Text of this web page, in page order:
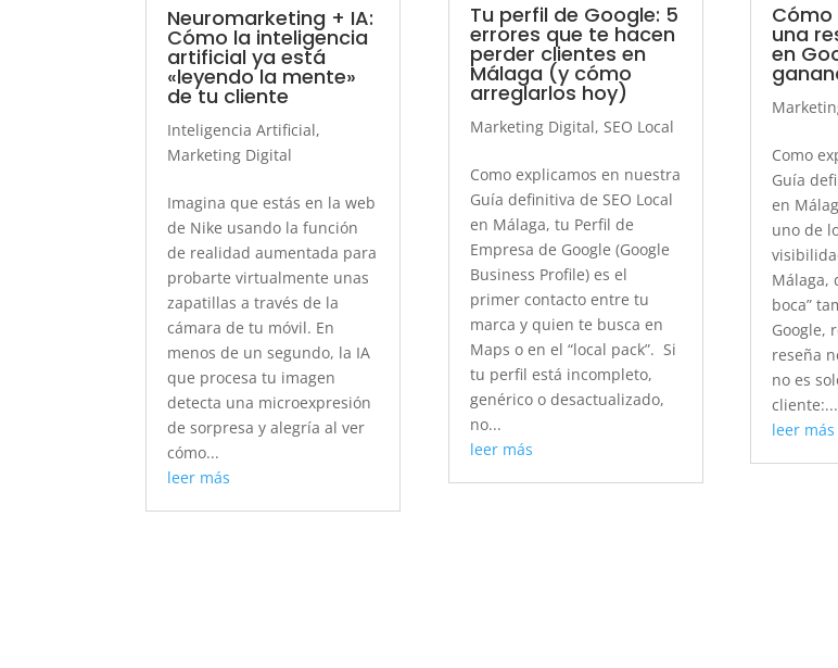
Neuromarketing + IA:
Cómo la inteligencia
artificial ya está
«leyendo la mente»
de tu cliente
Inteligencia Artificial,
Marketing Digital
Imagina que estás en la web
de Nike usando la función
de realidad aumentada para
probarte virtualmente unas
zapatillas a través de la
cámara de tu móvil. En
menos de un segundo, la IA
que procesa tu imagen
detecta una microexpresión
de sorpresa y alegría al ver
cómo...
leer más
Tu perfil de Google: 5
errores que te hacen
perder clientes en
Málaga (y cómo
arreglarlos hoy)
Marketing Digital, SEO Local
Como explicamos en nuestra
Guía definitiva de SEO Local
en Málaga, tu Perfil de
Empresa de Google (Google
Business Profile) es el
primer contacto entre tu
marca y quien te busca en
Maps o en el “local pack”. Si
tu perfil está incompleto,
genérico o desactualizado,
no...
leer más
Cómo
una
en
Como
Guía
en
uno de
Málaga,
boca”
Google,
reseña
no es
cliente:...
leer más